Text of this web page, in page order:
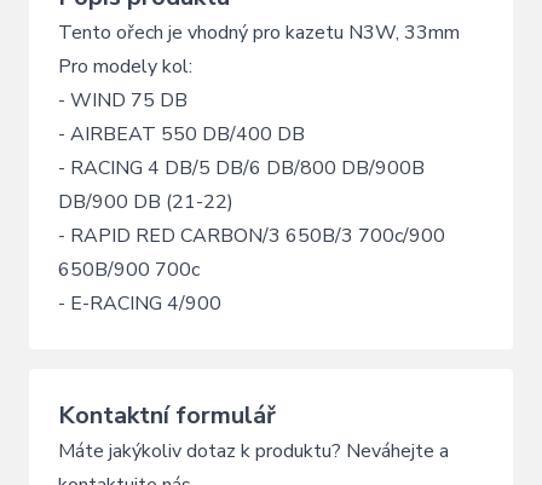
Tento ořech je vhodný pro kazetu N3W, 33mm
Pro modely kol:
- WIND 75 DB
- AIRBEAT 550 DB/400 DB
- RACING 4 DB/5 DB/6 DB/800 DB/900B
DB/900 DB (21-22)
- RAPID RED CARBON/3 650B/3 700c/900
650B/900 700c
- E-RACING 4/900
Kontaktní formulář
Máte jakýkoliv dotaz k produktu? Neváhejte a